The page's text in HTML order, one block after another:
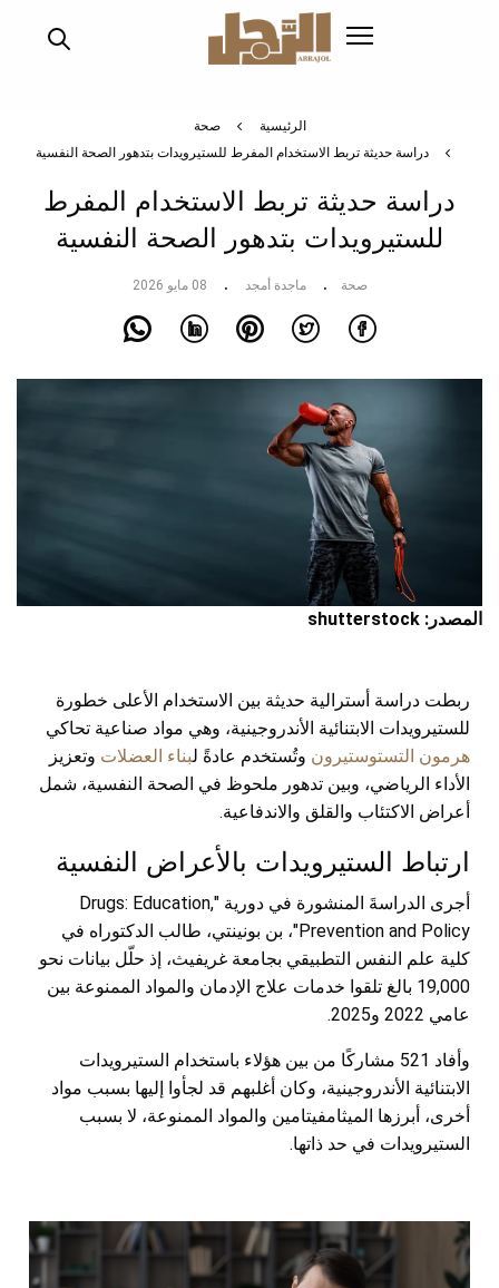
الرئيسية
صحة
دراسة حديثة تربط الاستخدام المفرط للستيرويدات بتدهور الصحة النفسية
دراسة حديثة تربط الاستخدام المفرط
للستيرويدات بتدهور الصحة النفسية
صحة ماجدة أمجد 08 مايو 2026
المصدر: shutterstock
ربطت دراسة أسترالية حديثة بين الاستخدام الأعلى خطورة
للستيرويدات الابتنائية الأندروجينية، وهي مواد صناعية تحاكي
هرمون التستوستيرون وتُستخدم عادةً لبناء العضلات وتعزيز
الأداء الرياضي، وبين تدهور ملحوظ في الصحة النفسية، شمل
أعراض الاكتئاب والقلق والاندفاعية.
ارتباط الستيرويدات بالأعراض النفسية
أجرى الدراسةَ المنشورة في دورية "Drugs: Education,
Prevention and Policy"، بن بونينتي، طالب الدكتوراه في
كلية علم النفس التطبيقي بجامعة غريفيث، إذ حلّل بيانات نحو
19,000 بالغ تلقوا خدمات علاج الإدمان والمواد الممنوعة بين
عامي 2022 و2025.
وأفاد 521 مشاركًا من بين هؤلاء باستخدام الستيرويدات
الابتنائية الأندروجينية، وكان أغلبهم قد لجأوا إليها بسبب مواد
أخرى، أبرزها الميثامفيتامين والمواد الممنوعة، لا بسبب
الستيرويدات في حد ذاتها.